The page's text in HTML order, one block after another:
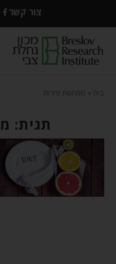
צור קשר
בית מסחטת פירות
תגית: